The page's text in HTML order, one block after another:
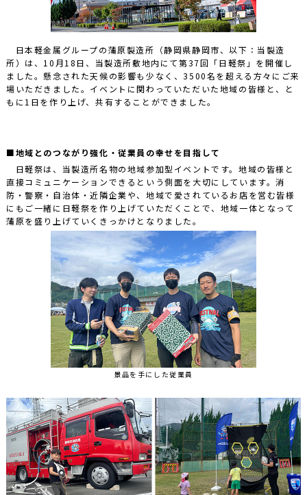
日本軽金属グループの蒲原製造所（静岡県静岡市、以下：当製造
所）は、10月18日、当製造所敷地内にて第37回「日軽祭」を開催し
ました。懸念された天候の影響も少なく、3500名を超える方々にご来
場いただきました。イベントに関わっていただいた地域の皆様と、と
もに1日を作り上げ、共有することができました。
■地域とのつながり強化・従業員の幸せを目指して
日軽祭は、当製造所名物の地域参加型イベントです。地域の皆様と
直接コミュニケーションできるという側面を大切にしています。消
防・警察・自治体・近隣企業や、地域で愛されているお店を営む皆様
にもご一緒に日軽祭を作り上げていただくことで、地域一体となって
蒲原を盛り上げていくきっかけとなりました。
景品を手にした従業員